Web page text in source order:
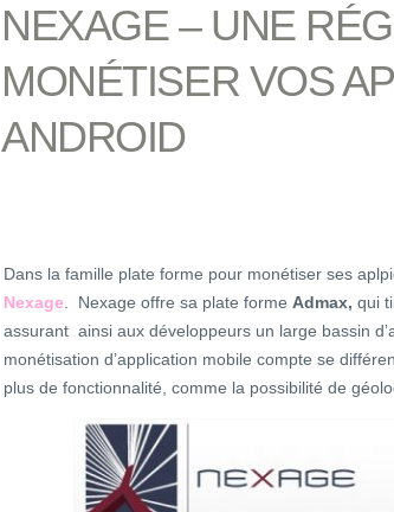
NEXAGE – UNE
MONÉTISER VOS
ANDROID
Dans la famille plate forme pour monétiser ses
Nexage . Nexage offre sa plate forme Admax, qui
assurant ainsi aux développeurs un large bassin
monétisation d’application mobile compte se
plus de fonctionnalité, comme la possibilité de